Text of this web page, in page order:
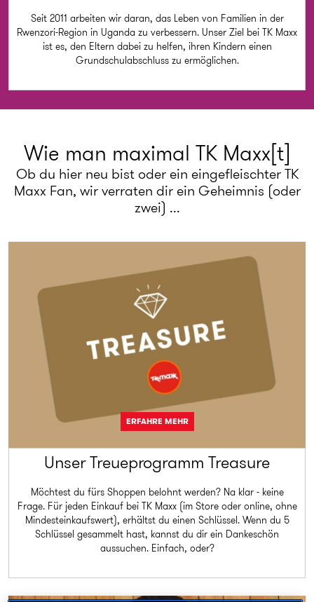
Seit 2011 arbeiten wir daran, das Leben von Familien in der
Rwenzori-Region in Uganda zu verbessern. Unser Ziel bei TK Maxx
ist es, den Eltern dabei zu helfen, ihren Kindern einen
Grundschulabschluss zu ermöglichen.
Wie man maximal TK Maxx[t]
Ob du hier neu bist oder ein eingefleischter TK
Maxx Fan, wir verraten dir ein Geheimnis (oder
zwei) ...
ERFAHRE MEHR
Unser Treueprogramm Treasure
Möchtest du fürs Shoppen belohnt werden? Na klar - keine
Frage. Für jeden Einkauf bei TK Maxx (im Store oder online, ohne
Mindesteinkaufswert), erhältst du einen Schlüssel. Wenn du 5
Schlüssel gesammelt hast, kannst du dir ein Dankeschön
aussuchen. Einfach, oder?